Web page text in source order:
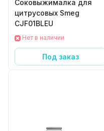
Соковыжималка для
цитрусовых Smeg
CJF01BLEU
Нет в наличии
Под заказ